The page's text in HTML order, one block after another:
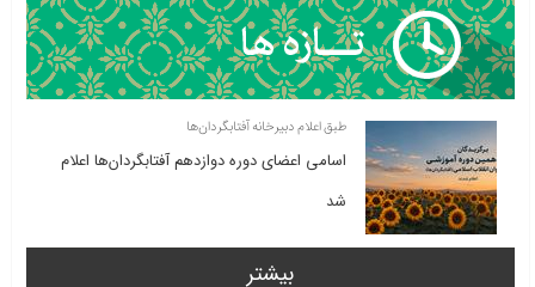
طبق اعلام دبیرخانه آفتابگردان‌ها
اسامی اعضای دوره دوازدهم آفتابگردان‌ها اعلام
شد
بیشتر